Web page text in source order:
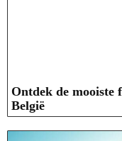
Ontdek de mooiste
België